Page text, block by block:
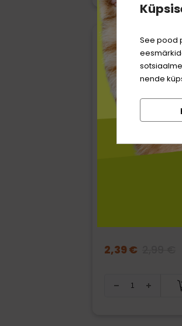
2,39 €
See pood
nende